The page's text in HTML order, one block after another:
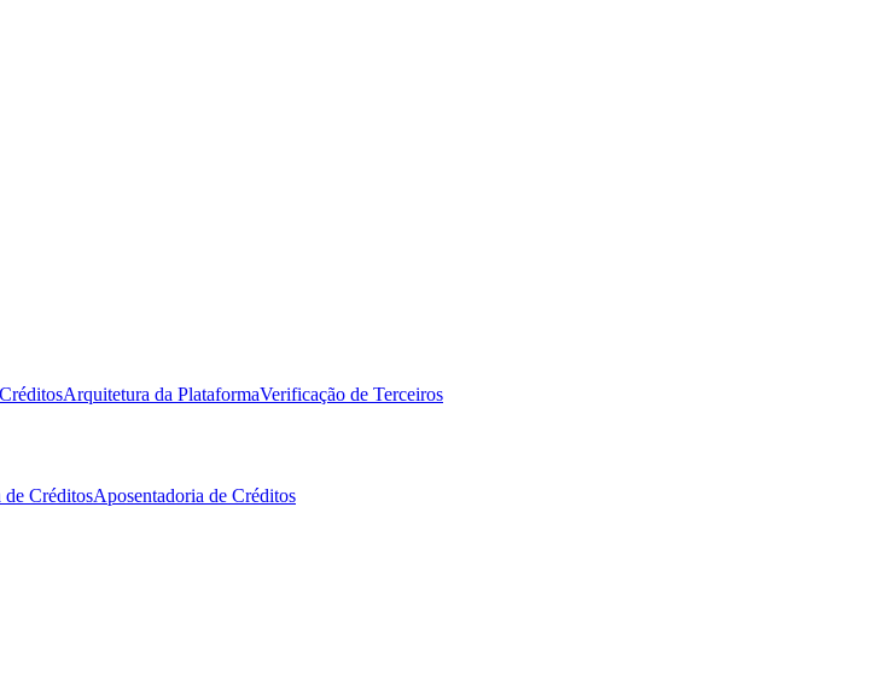
Arquitetura da PlataformaVerificação de Terceiros
de CréditosAposentadoria de Créditos